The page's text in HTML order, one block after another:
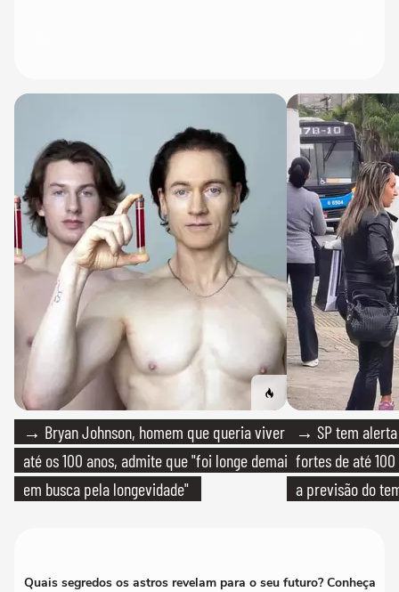
→ Bryan Johnson, homem que queria viver
até os 100 anos, admite que "foi longe demais
em busca pela longevidade"
→ SP tem
fortes de até
a previsão do
Quais segredos os astros revelam para o seu futuro? Conheça